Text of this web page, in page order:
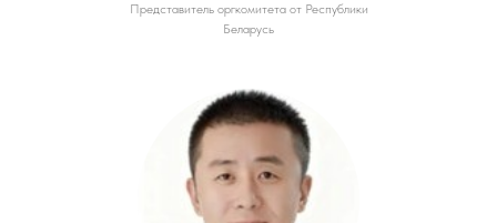
Представитель оргкомитета от Республики
Беларусь